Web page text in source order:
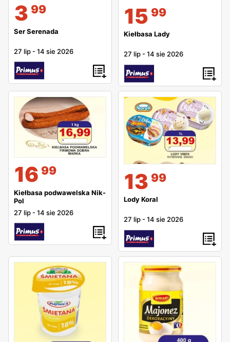
3 99
Ser Serenada
27 lip -14 sie 2026
15 99
Kiełbasa Lady
27 lip -14 sie 2026
16 99
Kiełbasa podwawelska Nik-
Pol
27 lip -14 sie 2026
13 99
Lody Koral
27 lip -14 sie 2026